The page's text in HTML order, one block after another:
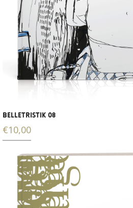
BELLETRISTIK 08
€10,00